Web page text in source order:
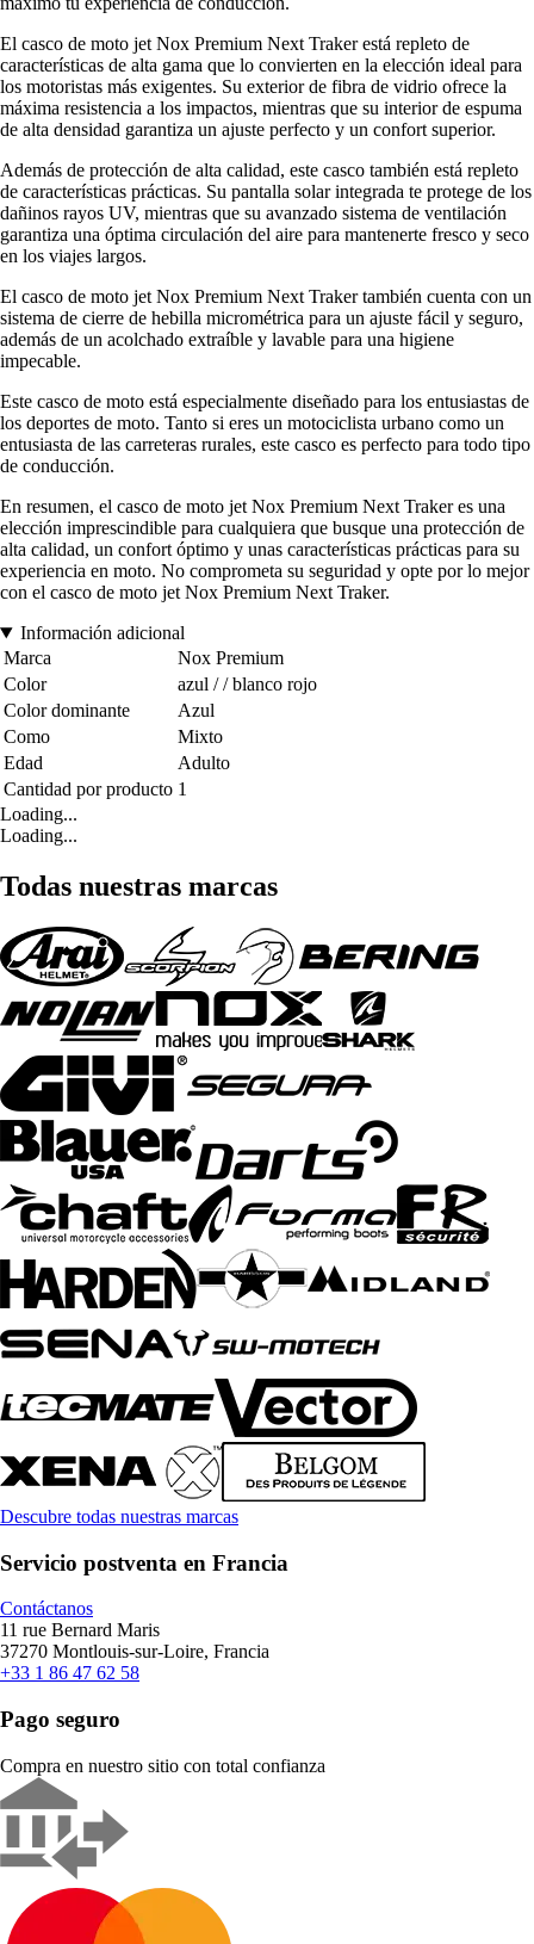
El casco de moto jet Nox Premium Next Traker está repleto de
características de alta gama que lo convierten en la elección ideal para
los motoristas más exigentes. Su exterior de fibra de vidrio ofrece la
máxima resistencia a los impactos, mientras que su interior de espuma
de alta densidad garantiza un ajuste perfecto y un confort superior.
Además de protección de alta calidad, este casco también está repleto
de características prácticas. Su pantalla solar integrada te protege de los
dañinos rayos UV, mientras que su avanzado sistema de ventilación
garantiza una óptima circulación del aire para mantenerte fresco y seco
en los viajes largos.
El casco de moto jet Nox Premium Next Traker también cuenta con un
sistema de cierre de hebilla micrométrica para un ajuste fácil y seguro,
además de un acolchado extraíble y lavable para una higiene
impecable.
Este casco de moto está especialmente diseñado para los entusiastas de
los deportes de moto. Tanto si eres un motociclista urbano como un
entusiasta de las carreteras rurales, este casco es perfecto para todo tipo
de conducción.
En resumen, el casco de moto jet Nox Premium Next Traker es una
elección imprescindible para cualquiera que busque una protección de
alta calidad, un confort óptimo y unas características prácticas para su
experiencia en moto. No comprometa su seguridad y opte por lo mejor
con el casco de moto jet Nox Premium Next Traker.
Información adicional
Marca
Nox Premium
Color
azul / / blanco rojo
Color dominante
Azul
Como
Mixto
Edad
Adulto
Cantidad por producto 1
Loading...
Loading...
Todas nuestras marcas
Descubre todas nuestras marcas
Servicio postventa en Francia
Contáctanos
11 rue Bernard Maris
37270 Montlouis-sur-Loire, Francia
+33 1 86 47 62 58
Pago seguro
Compra en nuestro sitio con total confianza